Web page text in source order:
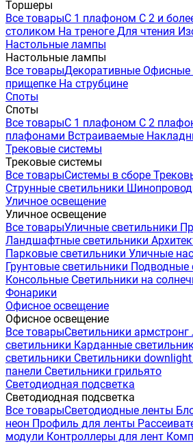
Торшеры
Все товарыС 1 плафоном С 2 и
столиком На треноге Для чтения
Настольные лампы
Настольные лампы
Все товарыДекоративные Офисные
прищепке На струбцине
Споты
Споты
Все товарыС 1 плафоном С 2
плафонами Встраиваемые
Трековые системы
Трековые системы
Все товарыСистемы в сборе
Струнные светильники
Уличное освещение
Уличное освещение
Все товарыУличные светильники
Ландшафтные светильники
Парковые светильники Уличные
Грунтовые светильники Подводные
Консольные Светильники на
Фонарики
Офисное освещение
Офисное освещение
Все товарыСветильники армстронг
светильники Карданные
светильники Светильники downlight
панели Светильники грильято
Светодиодная подсветка
Светодиодная подсветка
Все товарыСветодиодные ленты
неон Профиль для ленты
модули Контроллеры для лент